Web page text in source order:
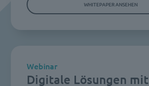
WHITEPAPER ANSEHEN
Digitale Lösungen mit
Webinar